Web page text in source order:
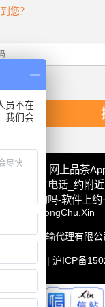
您？
品茶app_网上品茶
元3小时电话_约附
约是真的吗-软件上
2022 HongChu.Xin
楚货物运输代理有限公
| 沪ICP备
员不在
我们会